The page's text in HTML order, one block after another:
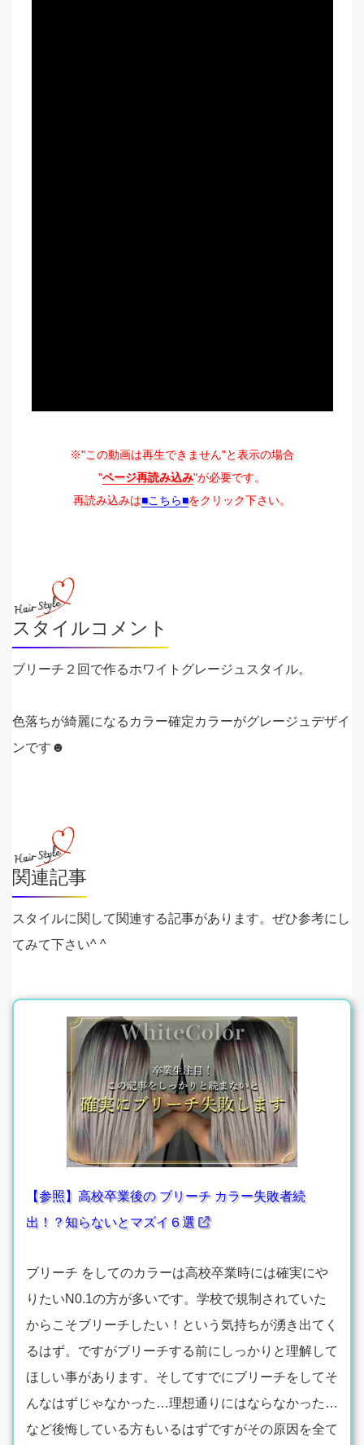
※"この動画は再生できません"と表示の場合
"ページ再読み込み"が必要です。
再読み込みは■こちら■をクリック下さい。
スタイルコメント
ブリーチ２回で作るホワイトグレージュスタイル。
色落ちが綺麗になるカラー確定カラーがグレージュデザイ
ンです☻
関連記事
スタイルに関して関連する記事があります。ぜひ参考にし
てみて下さい^ ^
【参照】高校卒業後の ブリーチ カラー失敗者続
出！？知らないとマズイ６選
ブリーチ をしてのカラーは高校卒業時には確実にや
りたいN0.1の方が多いです。学校で規制されていた
からこそブリーチしたい！という気持ちが湧き出てく
るはず。ですがブリーチする前にしっかりと理解して
ほしい事があります。そしてすでにブリーチをしてそ
んなはずじゃなかった…理想通りにはならなかった…
など後悔している方もいるはずですがその原因を全て